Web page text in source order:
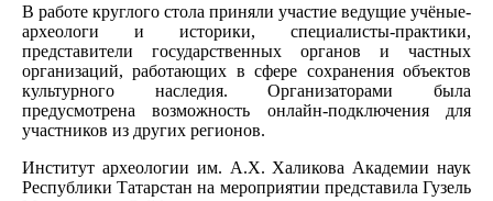
В работе круглого стола приняли участие ведущие учёные-
археологи и историки, специалисты-практики,
представители государственных органов и частных
организаций, работающих в сфере сохранения объектов
культурного наследия. Организаторами была
предусмотрена возможность онлайн-подключения для
участников из других регионов.
Институт археологии им. А.Х. Халикова Академии наук
Республики Татарстан на мероприятии представила Гузель